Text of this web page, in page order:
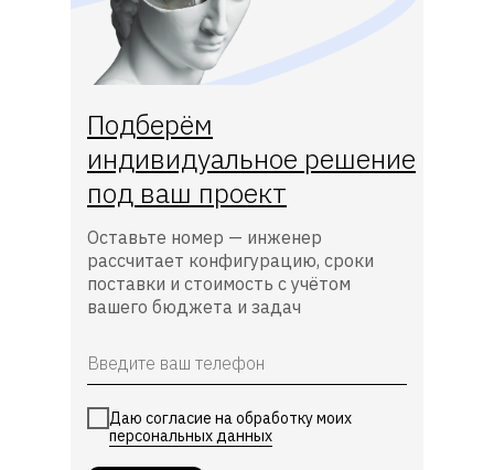
Оставьте номер — инженер
рассчитает конфигурацию, сроки
поставки и стоимость с учётом
вашего бюджета и задач
Подберём
индивидуальное решение
под ваш проект
Даю согласие на обработку моих
персональных данных